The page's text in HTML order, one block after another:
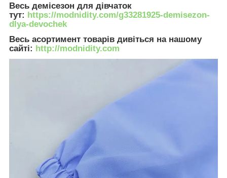
Весь демісезон для дівчаток
тут: https://modnidity.com/g33281925-demisezon-
dlya-devochek
Весь асортимент товарів дивіться на нашому
сайті: http://modnidity.com